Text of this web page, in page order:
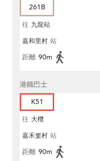
261B
往 九龍站
嘉和里村 站
距離 90m
港鐵巴士
K51
往 大欖
嘉禾里村 站
距離 90m